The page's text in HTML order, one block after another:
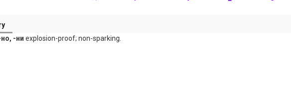
-ни explosion-proof; non-sparking.